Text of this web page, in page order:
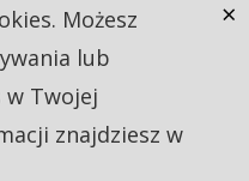
Możesz
lub
Twojej
znajdziesz w
×